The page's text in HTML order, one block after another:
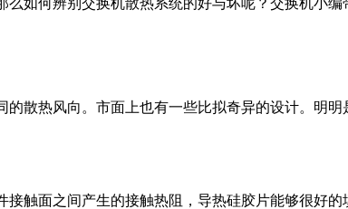
如何辨别交换机散热系统的好与坏呢？交换机小编
散热风向。市面上也有一些比拟奇异的设计。明明
触面之间产生的接触热阻，导热硅胶片能够很好